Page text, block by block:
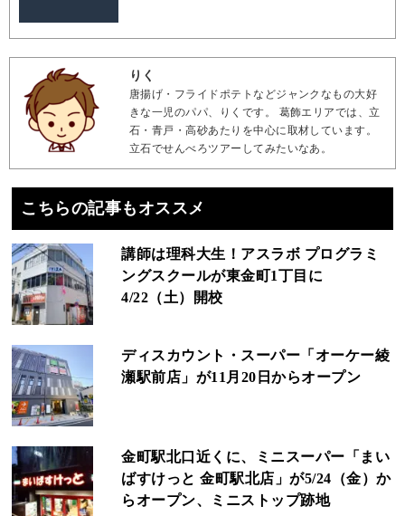
りく
唐揚げ・フライドポテトなどジャンクなもの大好
きな一児のパパ、りくです。 葛飾エリアでは、立
石・青戸・高砂あたりを中心に取材しています。
立石でせんべろツアーしてみたいなあ。
こちらの記事もオススメ
講師は理科大生！アスラボ プログラミ
ングスクールが東金町1丁目に
4/22（土）開校
ディスカウント・スーパー「オーケー綾
瀬駅前店」が11月20日からオープン
金町駅北口近くに、ミニスーパー「まい
ばすけっと 金町駅北店」が5/24（金）か
らオープン、ミニストップ跡地